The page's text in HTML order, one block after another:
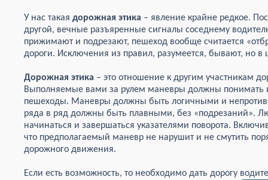
У нас такая дорожная этика – явление крайне редкое.
другой, вечные разъяренные сигналы соседнему
прижимают и подрезают, пешеход вообще считается
дороги. Исключения из правил, разумеется, бывают, но в
Дорожная этика – это отношение к другим участникам
Выполняемые вами за рулем маневры должны понимать
пешеходы. Маневры должны быть логичными и
ряда в ряд должны быть плавными, без «подрезаний».
начинаться и завершаться указателями поворота.
что предполагаемый маневр не нарушит и не смутить
дорожного движения.
Если есть возможность, то необходимо дать дорогу